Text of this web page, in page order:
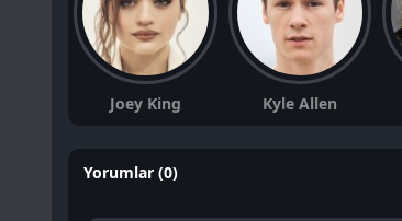
Joey King Kyle Allen
Yorumlar (0)